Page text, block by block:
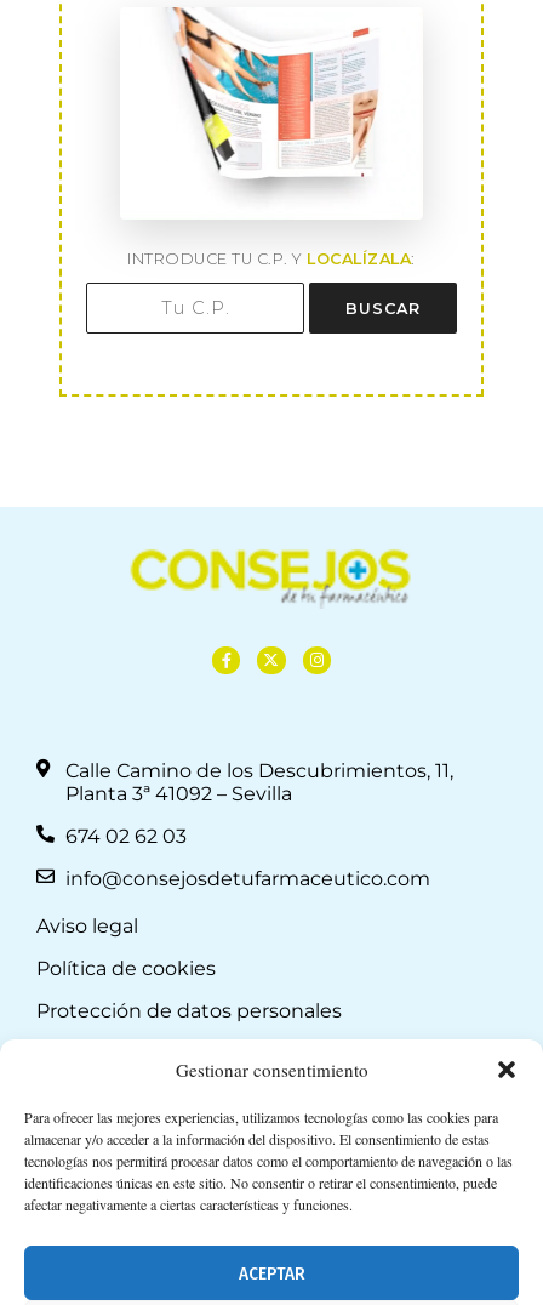
Gestionar consentimiento
Para ofrecer las mejores experiencias, utilizamos tecnologías como las cookies para
almacenar y/o acceder a la información del dispositivo. El consentimiento de estas
tecnologías nos permitirá procesar datos como el comportamiento de navegación o las
identificaciones únicas en este sitio. No consentir o retirar el consentimiento, puede
afectar negativamente a ciertas características y funciones.
ACEPTAR
INTRODUCE TU C.P. Y LOCALÍZALA:
BUSCAR
Calle Camino de los Descubrimientos, 11,
Planta 3ª 41092 – Sevilla
674 02 62 03
info@consejosdetufarmaceutico.com
Aviso legal
Política de cookies
Protección de datos personales